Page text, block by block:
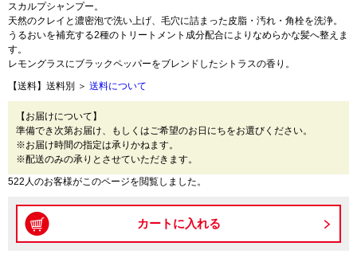
スカルプシャンプー。
天然のクレイと濃密泡で洗い上げ、毛穴に詰まった皮脂・汚れ・角栓を洗浄。
うるおいを補充する2種のトリートメント成分配合によりなめらかな髪へ整えま
す。
レモングラスにブラックペッパーをブレンドしたシトラスの香り。
【送料】送料別 ＞ 送料について
【お届けについて】
準備でき次第お届け、もしくはご希望のお日にちをお選びください。
※お届け時間の指定は承りかねます。
※配送のみの承りとさせていただきます。
522人のお客様がこのページを閲覧しました。